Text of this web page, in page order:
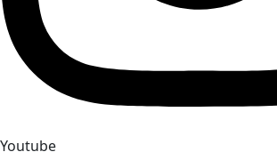
Youtube